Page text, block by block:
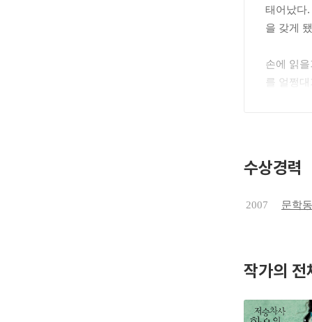
태어났다
을 갖게
손에 읽
를 얼쩡
상을 받
수상경력
2007 문학
작가의 전